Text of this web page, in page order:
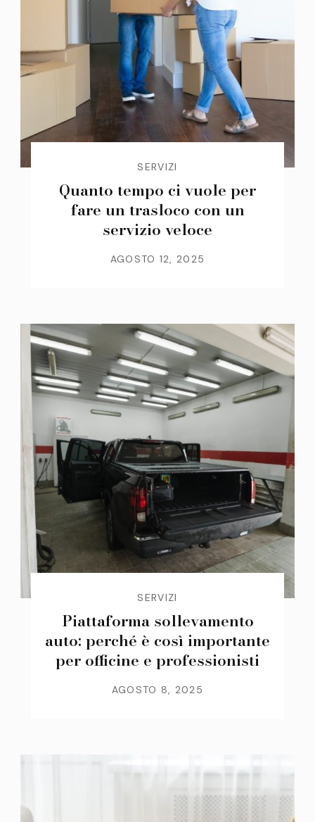
SERVIZI
Quanto tempo ci vuole per
fare un trasloco con un
servizio veloce
AGOSTO 12, 2025
SERVIZI
Piattaforma sollevamento
auto: perché è così importante
per officine e professionisti
AGOSTO 8, 2025